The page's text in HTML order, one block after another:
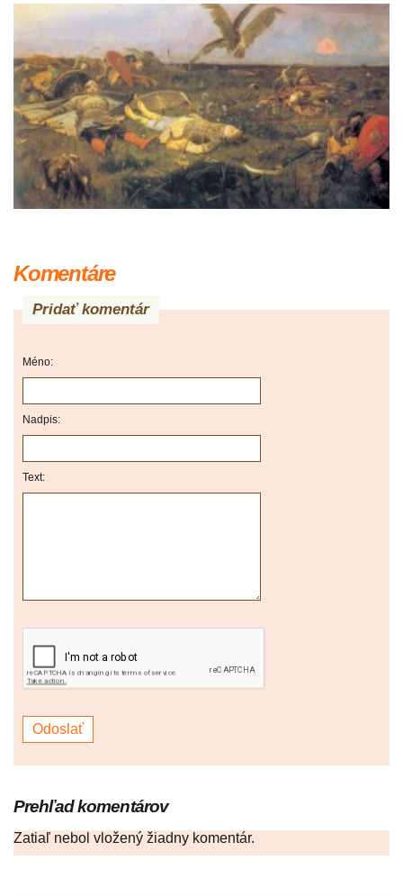
Komentáre
Pridať komentár
Méno:
Nadpis:
Text:
Prehľad komentárov
Zatiaľ nebol vložený žiadny komentár.